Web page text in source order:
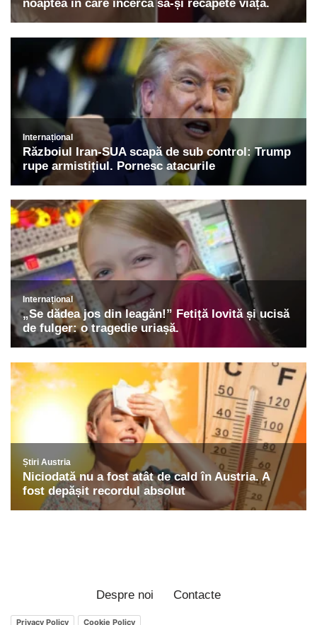
Despre noi Contacte
Privacy Policy Cookie Policy